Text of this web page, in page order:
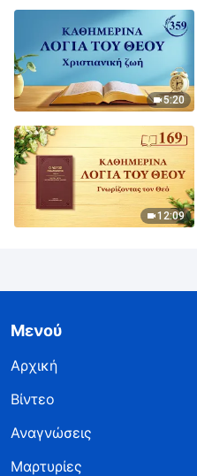
5:20
12:09
Μενού
Αρχική
Βίντεο
Αναγνώσεις
Μαρτυρίες